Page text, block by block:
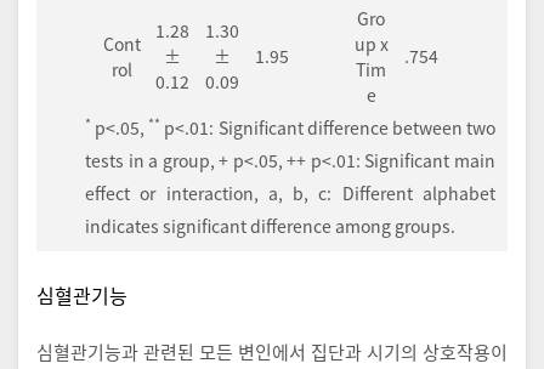
Cont
rol
1.28
±
0.12
1.30
±
0.09
1.95
Gro
up x
Tim
e
.754
* p<.05, ** p<.01: Significant difference between two
tests in a group, + p<.05, ++ p<.01: Significant main
effect or interaction, a, b, c: Different alphabet
indicates significant difference among groups.
심혈관기능
심혈관기능과 관련된 모든 변인에서 집단과 시기의 상호작용이